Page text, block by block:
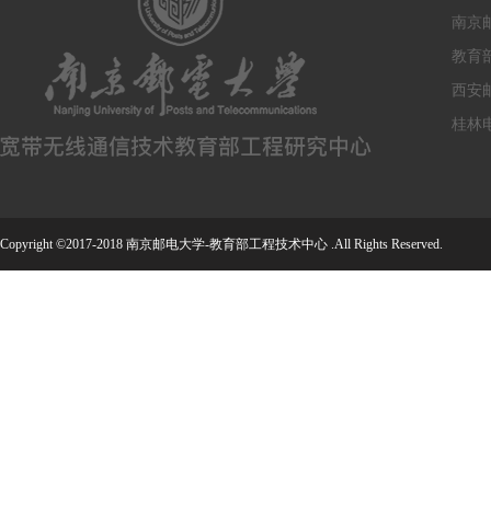
南京
教育
西安
桂林
Copyright ©2017-2018 南京邮电大学-教育部工程技术中心 .All Rights Reserved.